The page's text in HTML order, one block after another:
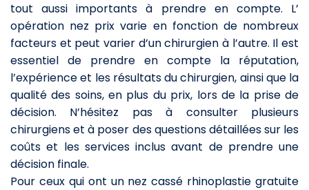
tout aussi importants à prendre en compte. L’
opération nez prix varie en fonction de nombreux
facteurs et peut varier d’un chirurgien à l’autre. Il est
essentiel de prendre en compte la réputation,
l’expérience et les résultats du chirurgien, ainsi que la
qualité des soins, en plus du prix, lors de la prise de
décision. N’hésitez pas à consulter plusieurs
chirurgiens et à poser des questions détaillées sur les
coûts et les services inclus avant de prendre une
décision finale.
Pour ceux qui ont un nez cassé rhinoplastie gratuite